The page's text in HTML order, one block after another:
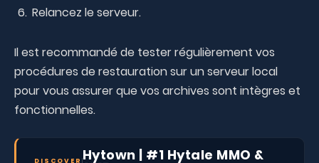
Relancez le serveur.
Il est recommandé de tester régulièrement vos
procédures de restauration sur un serveur local
pour vous assurer que vos archives sont intègres et
fonctionnelles.
DISCOVER Hytown | #1 Hytale MMO &